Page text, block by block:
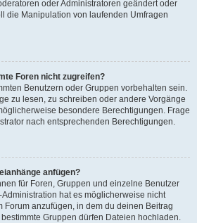
oder Administratoren geändert oder
die Manipulation von laufenden Umfragen
Foren nicht zugreifen?
Benutzern oder Gruppen vorbehalten sein.
zu lesen, zu schreiben oder andere Vorgänge
besondere Berechtigungen. Frage
nach entsprechenden Berechtigungen.
anfügen?
für Foren, Gruppen und einzelne Benutzer
hat es möglicherweise nicht
Forum anzufügen, in dem du deinen Beitrag
Gruppen dürfen Dateien hochladen.